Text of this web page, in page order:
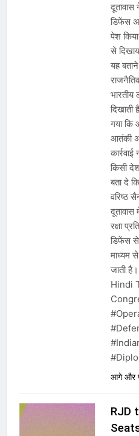
दूतावास
डिफेंस
पेश
से
यह
भारतीय
दिखाती
गया कि
आतंकी
किसी
बता दे
वरिष्ठ
रक्षा
डिफेंस से
माध्यम से
जाती
Hindi
आगे और
RJD